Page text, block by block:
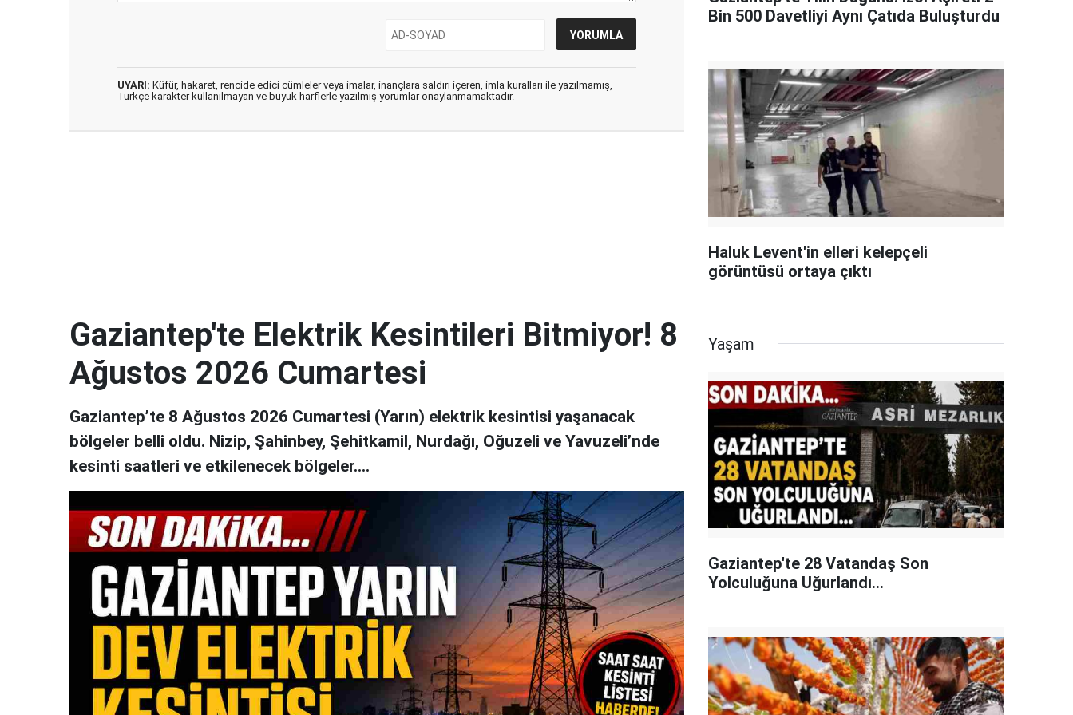
UYARI: Küfür, hakaret, rencide edici cümleler veya imalar, inançlara saldırı içeren, imla kuralları ile yazılmamış,
Türkçe karakter kullanılmayan ve büyük harflerle yazılmış yorumlar onaylanmamaktadır.
Bin 500 Davetliyi Aynı Çatıda Buluşturdu
Haluk Levent'in elleri kelepçeli
görüntüsü ortaya çıktı
Gaziantep'te Elektrik Kesintileri Bitmiyor! 8
Ağustos 2026 Cumartesi
Gaziantep’te 8 Ağustos 2026 Cumartesi (Yarın) elektrik kesintisi yaşanacak
bölgeler belli oldu. Nizip, Şahinbey, Şehitkamil, Nurdağı, Oğuzeli ve Yavuzeli’nde
kesinti saatleri ve etkilenecek bölgeler....
Yaşam
Gaziantep'te 28 Vatandaş Son
Yolculuğuna Uğurlandı...